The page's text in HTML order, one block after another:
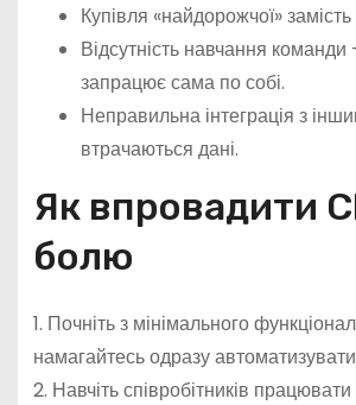
Купівля «найдорожчої»
Відсутність навчання
запрацює сама по собі.
Неправильна інтеграція з
втрачаються дані.
Як впровадити
болю
1. Почніть з мінімального
намагайтесь одразу
2. Навчіть співробітників